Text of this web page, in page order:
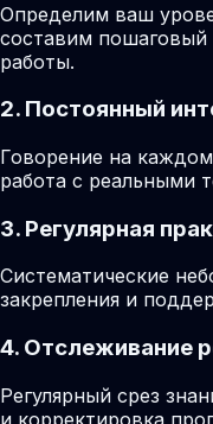
Определим ваш
составим пошаговый
работы.
2. Постоянный
Говорение на
работа с реальными
3. Регулярная
Систематические
закрепления и
4. Отслеживание
Регулярный срез
и корректировка